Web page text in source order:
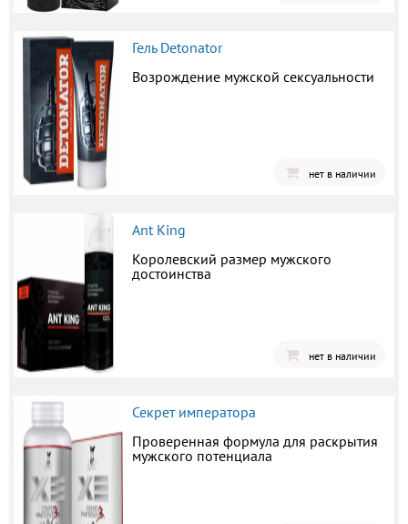
Гель Detonator
Возрождение мужской сексуальности
нет в наличии
Ant King
Королевский размер мужского
достоинства
нет в наличии
Секрет императора
Проверенная формула для раскрытия
мужского потенциала